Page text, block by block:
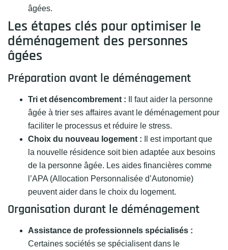
âgées.
Les étapes clés pour optimiser le
déménagement des personnes
âgées
Préparation avant le déménagement
Tri et désencombrement : Il faut aider la personne
âgée à trier ses affaires avant le déménagement pour
faciliter le processus et réduire le stress.
Choix du nouveau logement : Il est important que
la nouvelle résidence soit bien adaptée aux besoins
de la personne âgée. Les aides financières comme
l’APA (Allocation Personnalisée d’Autonomie)
peuvent aider dans le choix du logement.
Organisation durant le déménagement
Assistance de professionnels spécialisés :
Certaines sociétés se spécialisent dans le